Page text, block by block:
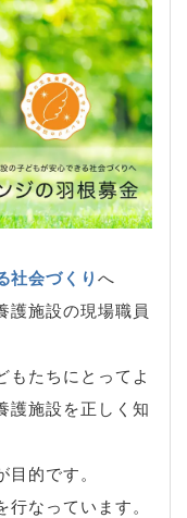
社会づくりへ
護施設の現場職員
もたちにとってよ
護施設を正しく知
的です。
なっています。